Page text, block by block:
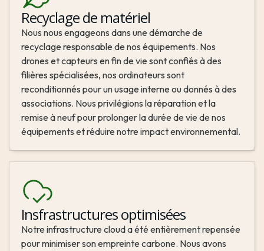
Recyclage de matériel
Nous nous engageons dans une démarche de
recyclage responsable de nos équipements. Nos
drones et capteurs en fin de vie sont confiés à des
filières spécialisées, nos ordinateurs sont
reconditionnés pour un usage interne ou donnés à des
associations. Nous privilégions la réparation et la
remise à neuf pour prolonger la durée de vie de nos
équipements et réduire notre impact environnemental.
Insfrastructures optimisées
Notre infrastructure cloud a été entièrement repensée
pour minimiser son empreinte carbone. Nous avons